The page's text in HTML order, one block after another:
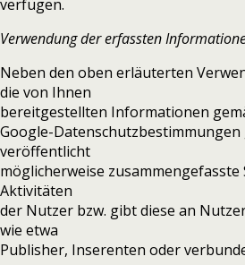
verfügen.
Verwendung der erfassten
Neben den oben erläuterten
die von Ihnen
bereitgestellten Informationen
Google-Datenschutzbestimmungen
veröffentlicht
möglicherweise
Aktivitäten
der Nutzer bzw. gibt diese an
wie etwa
Publisher, Inserenten oder